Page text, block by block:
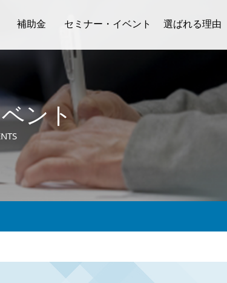
補助金 セミナー・イベント
生産技術セミナー
選ばれる理由
ント